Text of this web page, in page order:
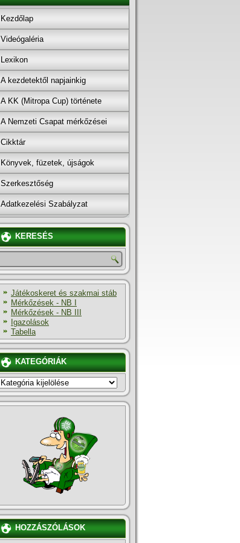
Kezdőlap
Videógaléria
Lexikon
A kezdetektől napjainkig
A KK (Mitropa Cup) története
A Nemzeti Csapat mérkőzései
Cikktár
Könyvek, füzetek, újságok
Szerkesztőség
Adatkezelési Szabályzat
KERESÉS
Játékoskeret és szakmai stáb
Mérkőzések - NB I
Mérkőzések - NB III
Igazolások
Tabella
KATEGÓRIÁK
KATEGÓRIÁK
HOZZÁSZÓLÁSOK